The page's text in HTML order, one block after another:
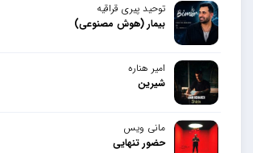
توحید پیری قراقیه
بیمار (هوش مصنوعی)
امیر هناره
شیرین
مانی ویس
حضور تنهایی